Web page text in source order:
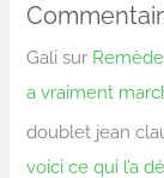
Gali sur
a vraiment
doublet jean
voici ce qui l’a